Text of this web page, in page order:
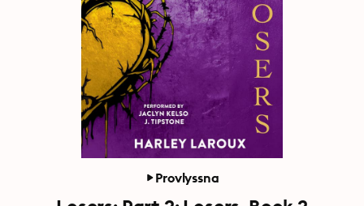
Provlyssna